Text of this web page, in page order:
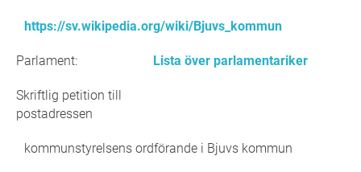
https://sv.wikipedia.org/wiki/Bjuvs_kommun
Parlament: Lista över parlamentariker
Skriftlig petition till
postadressen
kommunstyrelsens ordförande i Bjuvs kommun